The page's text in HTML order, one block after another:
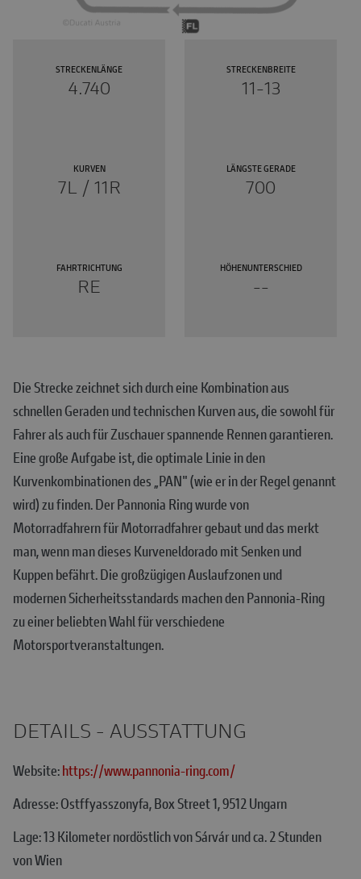
STRECKENLÄNGE
4.740
STRECKENBREITE
11-13
KURVEN
7L / 11R
LÄNGSTE GERADE
700
FAHRTRICHTUNG
RE
HÖHENUNTERSCHIED
--
Die Strecke zeichnet sich durch eine Kombination aus
schnellen Geraden und technischen Kurven aus, die sowohl für
Fahrer als auch für Zuschauer spannende Rennen garantieren.
Eine große Aufgabe ist, die optimale Linie in den
Kurvenkombinationen des „PAN" (wie er in der Regel genannt
wird) zu finden. Der Pannonia Ring wurde von
Motorradfahrern für Motorradfahrer gebaut und das merkt
man, wenn man dieses Kurveneldorado mit Senken und
Kuppen befährt. Die großzügigen Auslaufzonen und
modernen Sicherheitsstandards machen den Pannonia-Ring
zu einer beliebten Wahl für verschiedene
Motorsportveranstaltungen.​
DETAILS - AUSSTATTUNG
Website:https://www.pannonia-ring.com/
Adresse: Ostffyasszonyfa, Box Street 1, 9512 Ungarn
Lage: 13 Kilometer nordöstlich von Sárvár und ca. 2 Stunden
von Wien